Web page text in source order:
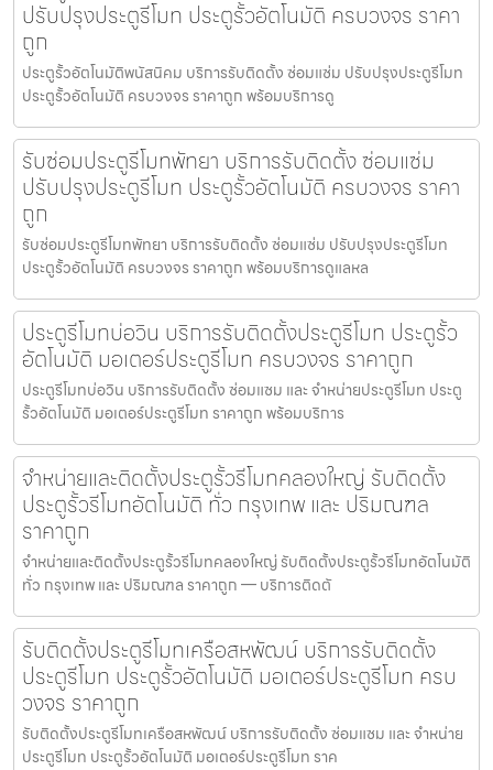
ปรับปรุงประตูรีโมท ประตูรั้วอัตโนมัติ ครบวงจร ราคา
ถูก
ประตูรั้วอัตโนมัติพนัสนิคม บริการรับติดตั้ง ซ่อมแซ่ม ปรับปรุงประตูรีโมท
ประตูรั้วอัตโนมัติ ครบวงจร ราคาถูก พร้อมบริการดู
รับซ่อมประตูรีโมทพัทยา บริการรับติดตั้ง ซ่อมแซ่ม
ปรับปรุงประตูรีโมท ประตูรั้วอัตโนมัติ ครบวงจร ราคา
ถูก
รับซ่อมประตูรีโมทพัทยา บริการรับติดตั้ง ซ่อมแซ่ม ปรับปรุงประตูรีโมท
ประตูรั้วอัตโนมัติ ครบวงจร ราคาถูก พร้อมบริการดูแลหล
ประตูรีโมทบ่อวิน บริการรับติดตั้งประตูรีโมท ประตูรั้ว
อัตโนมัติ มอเตอร์ประตูรีโมท ครบวงจร ราคาถูก
ประตูรีโมทบ่อวิน บริการรับติดตั้ง ซ่อมแซม และ จำหน่ายประตูรีโมท ประตู
รั้วอัตโนมัติ มอเตอร์ประตูรีโมท ราคาถูก พร้อมบริการ
จำหน่ายและติดตั้งประตูรั้วรีโมทคลองใหญ่ รับติดตั้ง
ประตูรั้วรีโมทอัตโนมัติ ทั่ว กรุงเทพ และ ปริมณฑล
ราคาถูก
จำหน่ายและติดตั้งประตูรั้วรีโมทคลองใหญ่ รับติดตั้งประตูรั้วรีโมทอัตโนมัติ
ทั่ว กรุงเทพ และ ปริมณฑล ราคาถูก — บริการติดตั
รับติดตั้งประตูรีโมทเครือสหพัฒน์ บริการรับติดตั้ง
ประตูรีโมท ประตูรั้วอัตโนมัติ มอเตอร์ประตูรีโมท ครบ
วงจร ราคาถูก
รับติดตั้งประตูรีโมทเครือสหพัฒน์ บริการรับติดตั้ง ซ่อมแซม และ จำหน่าย
ประตูรีโมท ประตูรั้วอัตโนมัติ มอเตอร์ประตูรีโมท ราค